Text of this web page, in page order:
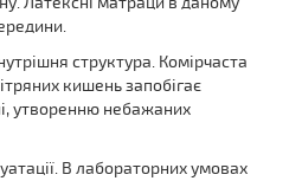
структура. Комірчаста
кишень запобігає
утворенню небажаних
В лабораторних умовах